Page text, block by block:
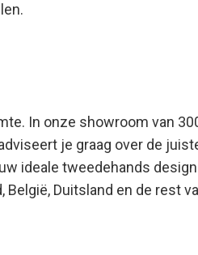
In onze showroom van
je graag over de
ideale tweedehands
Duitsland en de rest